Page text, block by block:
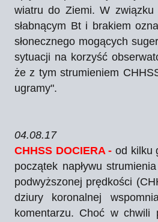
wiatru do Ziemi. W
słabnącym Bt i brakiem
słonecznego mogących
sytuacji na korzyść
że z tym strumieniem
ugramy".
04.08.17
CHHSS DOCIERA - od kilku
początek napływu
podwyższonej prędkości
dziury koronalnej
komentarzu. Choć w chwili